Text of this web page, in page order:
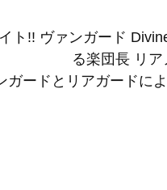
ト!! ヴァンガード
る楽団長 リア
ガードとリアガードに